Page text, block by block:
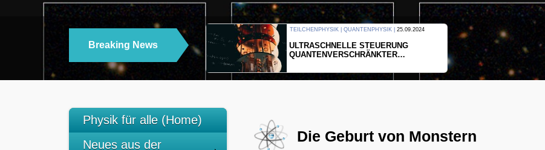
Breaking News
THERMODYNAMIK | WELLENLEHRE |23.09.2024
FORSCHER ERZEUGEN
EINDIMENSIONALES GAS AUS LICHT
Physik für alle (Home)
Neues aus der
Die Geburt von Monstern